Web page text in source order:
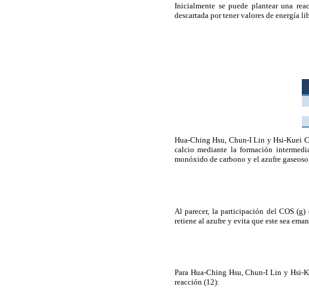
Inicialmente se puede plantear una
descartada por tener valores de energía
Hua-Ching Hsu, Chun-I Lin y Hsi-Kuei
calcio mediante la formación
monóxido de carbono y el azufre
Al parecer, la participación del COS
retiene al azufre y evita que este sea
Para Hua-Ching Hsu, Chun-I Lin y Hsi-
reacción (12):